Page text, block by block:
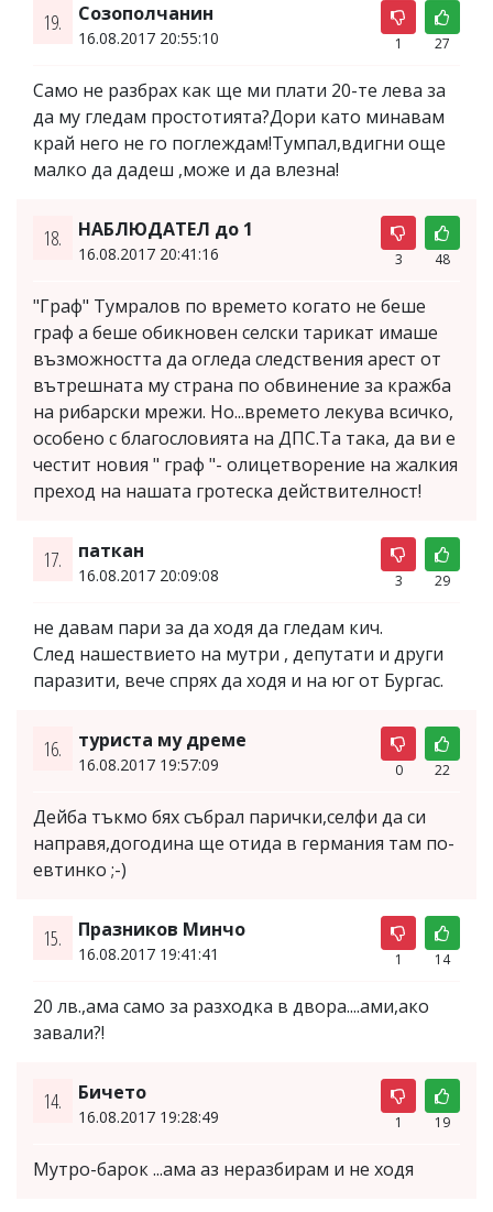
19. Созополчанин
16.08.2017 20:55:10 1 27
Само не разбрах как ще ми плати 20-те лева за
да му гледам простотията?Дори като минавам
край него не го поглеждам!Тумпал,вдигни още
малко да дадеш ,може и да влезна!
18. НАБЛЮДАТЕЛ до 1
16.08.2017 20:41:16 3 48
"Граф" Тумралов по времето когато не беше
граф а беше обикновен селски тарикат имаше
възможността да огледа следствения арест от
вътрешната му страна по обвинение за кражба
на рибарски мрежи. Но...времето лекува всичко,
особено с благословията на ДПС.Та така, да ви е
честит новия " граф "- олицетворение на жалкия
преход на нашата гротеска действителност!
17. паткан
16.08.2017 20:09:08 3 29
не давам пари за да ходя да гледам кич.
След нашествието на мутри , депутати и други
паразити, вече спрях да ходя и на юг от Бургас.
16. туриста му дреме
16.08.2017 19:57:09 0 22
Дейба тъкмо бях събрал парички,селфи да си
направя,догодина ще отида в германия там по-
евтинко ;-)
15. Празников Минчо
16.08.2017 19:41:41 1 14
20 лв.,ама само за разходка в двора....ами,ако
завали?!
14. Бичето
16.08.2017 19:28:49 1 19
Мутро-барок ...ама аз неразбирам и не ходя